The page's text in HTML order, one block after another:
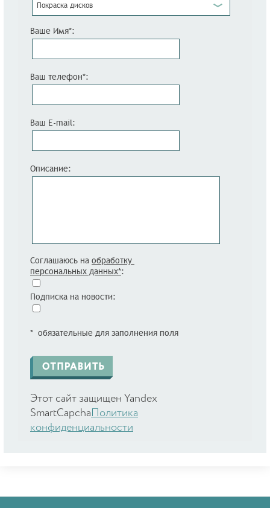
Покраска дисков
Ваше Имя*:
Ваш телефон*:
Ваш E-mail:
Описание:
Соглашаюсь на обработку
персональных данных*:
Подписка на новости:
* обязательные для заполнения поля
Этот сайт защищен Yandex
SmartCapcha Политика
конфиденциальности